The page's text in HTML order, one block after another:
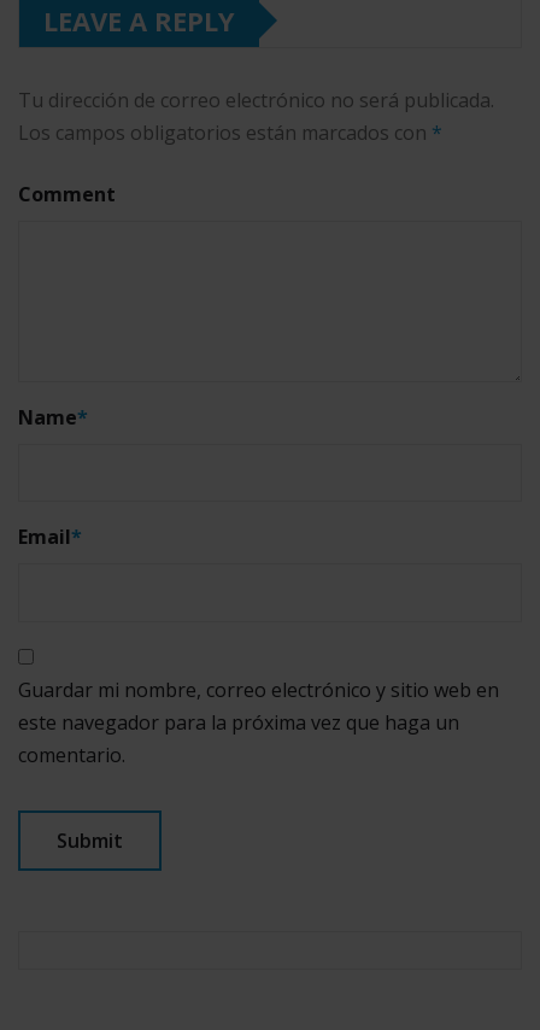
LEAVE A REPLY
Tu dirección de correo electrónico no será publicada.
Los campos obligatorios están marcados con *
Comment
Name*
Email*
Guardar mi nombre, correo electrónico y sitio web en
este navegador para la próxima vez que haga un
comentario.